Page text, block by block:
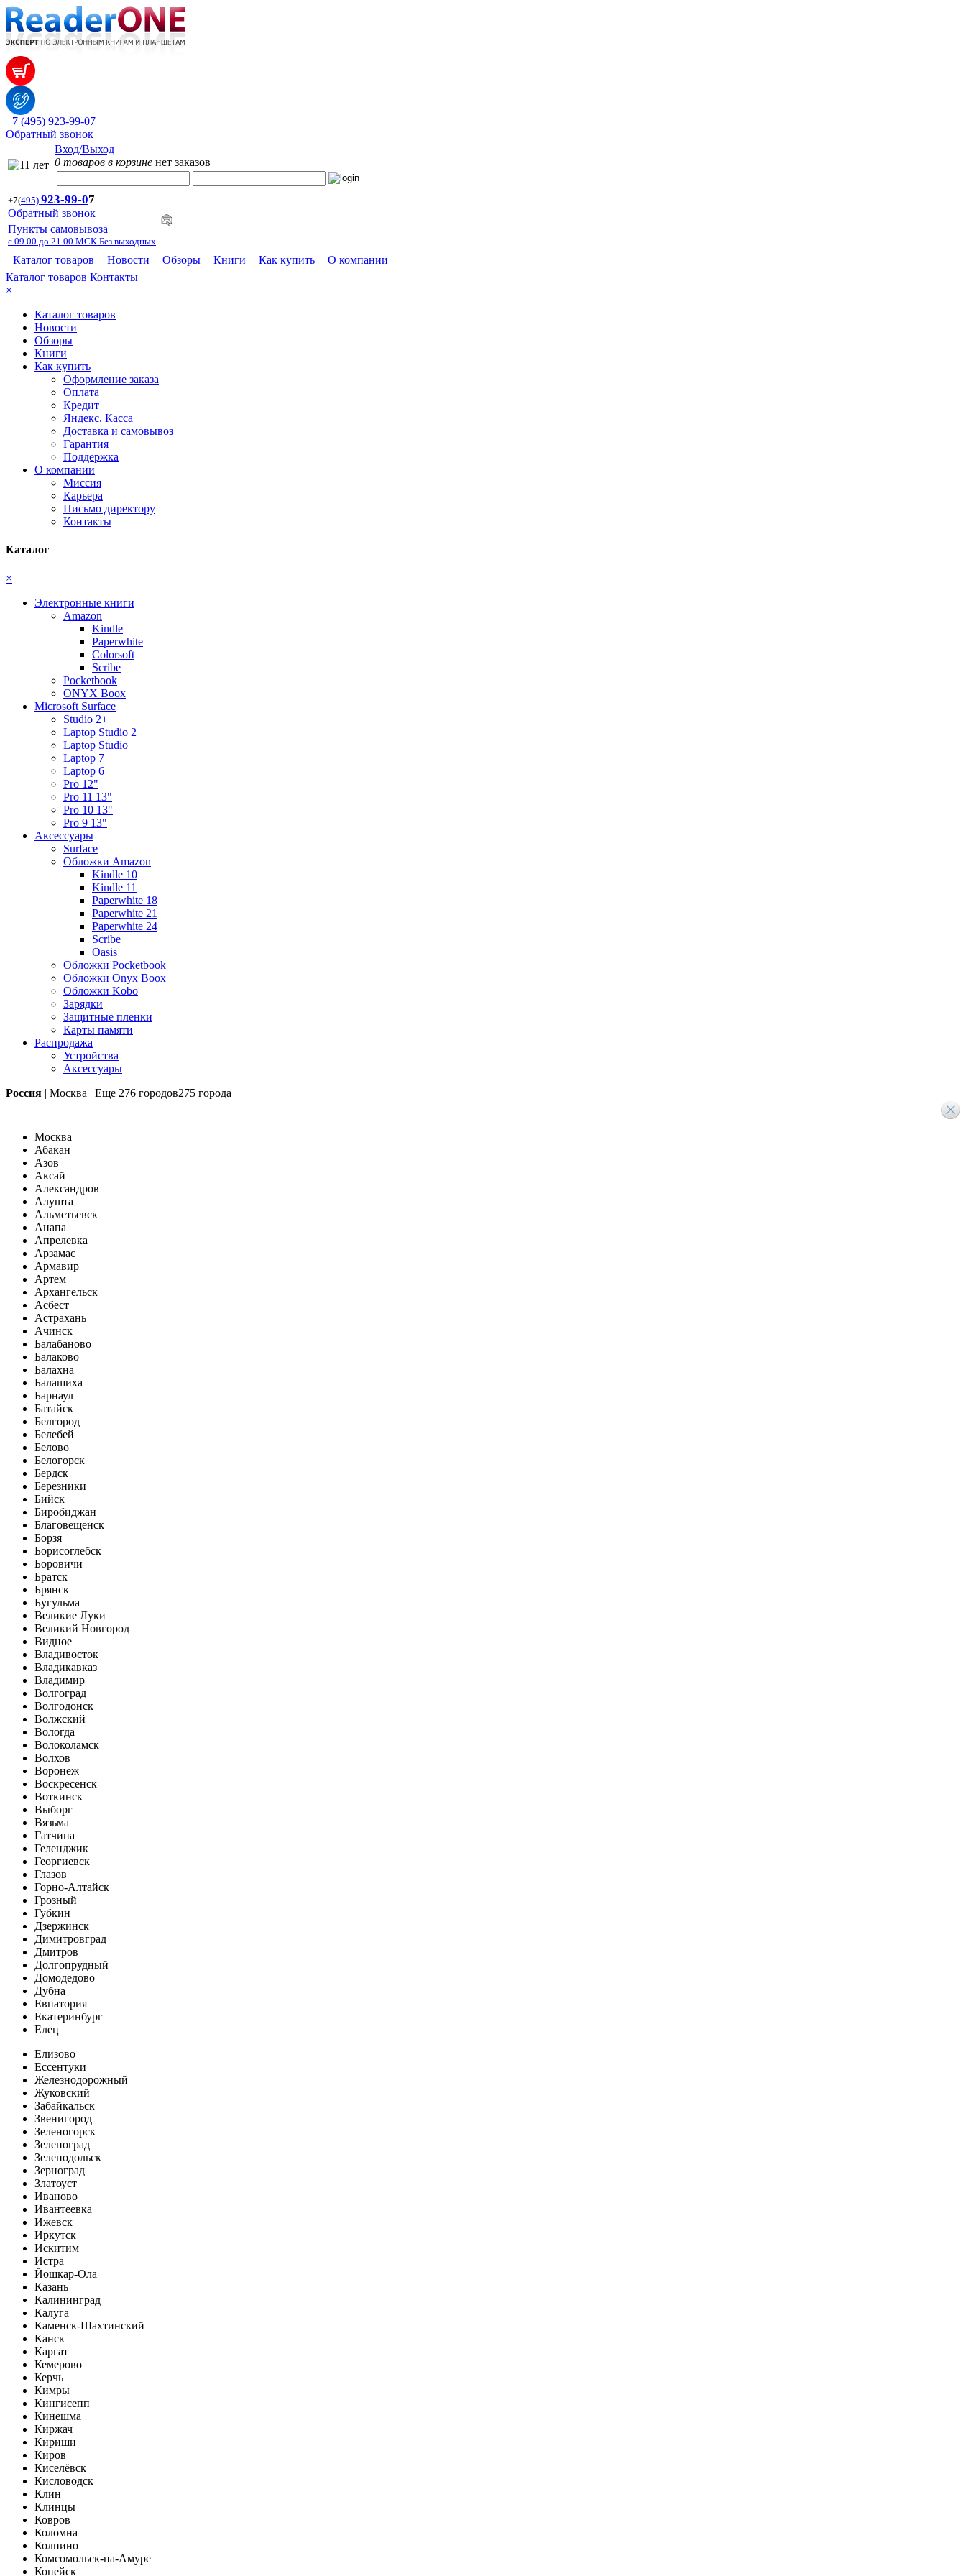
+7 (495) 923-99-07
Обратный звонок
Вход/Выход
0 товаров в корзине нет заказов
+7(495) 923-99-07
Обратный звонок
Пункты самовывоза
с 09.00 до 21.00 МСК Без выходных
Каталог товаров Новости Обзоры Книги Как купить
О компании
Каталог товаров Контакты
×
Каталог товаров
Новости
Обзоры
Книги
Как купить
Оформление заказа
Оплата
Кредит
Яндекс. Касса
Доставка и самовывоз
Гарантия
Поддержка
О компании
Миссия
Карьера
Письмо директору
Контакты
Каталог
×
Электронные книги
Amazon
Kindle
Paperwhite
Colorsoft
Scribe
Pocketbook
ONYX Boox
Microsoft Surface
Studio 2+
Laptop Studio 2
Laptop Studio
Laptop 7
Laptop 6
Pro 12"
Pro 11 13"
Pro 10 13"
Pro 9 13"
Аксессуары
Surface
Обложки Amazon
Kindle 10
Kindle 11
Paperwhite 18
Paperwhite 21
Paperwhite 24
Scribe
Oasis
Обложки Pocketbook
Обложки Onyx Boox
Обложки Kobo
Зарядки
Защитные пленки
Карты памяти
Распродажа
Устройства
Аксессуары
Россия | Москва | Еще 276 городов275 города
Москва
Абакан
Азов
Аксай
Александров
Алушта
Альметьевск
Анапа
Апрелевка
Арзамас
Армавир
Артем
Архангельск
Асбест
Астрахань
Ачинск
Балабаново
Балаково
Балахна
Балашиха
Барнаул
Батайск
Белгород
Белебей
Белово
Белогорск
Бердск
Березники
Бийск
Биробиджан
Благовещенск
Борзя
Борисоглебск
Боровичи
Братск
Брянск
Бугульма
Великие Луки
Великий Новгород
Видное
Владивосток
Владикавказ
Владимир
Волгоград
Волгодонск
Волжский
Вологда
Волоколамск
Волхов
Воронеж
Воскресенск
Воткинск
Выборг
Вязьма
Гатчина
Геленджик
Георгиевск
Глазов
Горно-Алтайск
Грозный
Губкин
Дзержинск
Димитровград
Дмитров
Долгопрудный
Домодедово
Дубна
Евпатория
Екатеринбург
Елец
Елизово
Ессентуки
Железнодорожный
Жуковский
Забайкальск
Звенигород
Зеленогорск
Зеленоград
Зеленодольск
Зерноград
Златоуст
Иваново
Ивантеевка
Ижевск
Иркутск
Искитим
Истра
Йошкар-Ола
Казань
Калининград
Калуга
Каменск-Шахтинский
Канск
Каргат
Кемерово
Керчь
Кимры
Кингисепп
Кинешма
Киржач
Кириши
Киров
Киселёвск
Кисловодск
Клин
Клинцы
Ковров
Коломна
Колпино
Комсомольск-на-Амуре
Копейск